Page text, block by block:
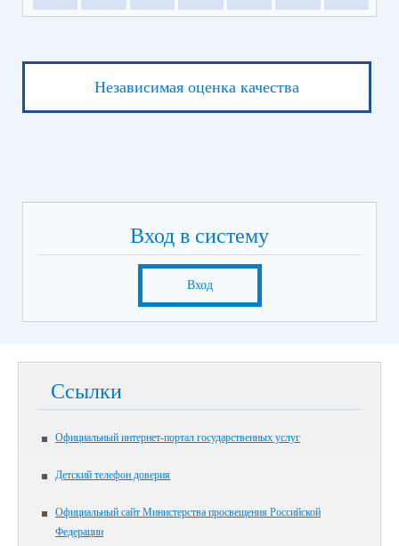
Независимая оценка качества
Вход в систему
Вход
Ссылки
Официальный интернет-портал государственных услуг
Детский телефон доверия
Официальный сайт Министерства просвещения Российской
Федерации